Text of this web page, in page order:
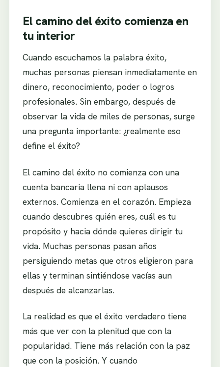
El camino del éxito comienza en
tu interior
Cuando escuchamos la palabra éxito,
muchas personas piensan inmediatamente en
dinero, reconocimiento, poder o logros
profesionales. Sin embargo, después de
observar la vida de miles de personas, surge
una pregunta importante: ¿realmente eso
define el éxito?
El camino del éxito no comienza con una
cuenta bancaria llena ni con aplausos
externos. Comienza en el corazón. Empieza
cuando descubres quién eres, cuál es tu
propósito y hacia dónde quieres dirigir tu
vida. Muchas personas pasan años
persiguiendo metas que otros eligieron para
ellas y terminan sintiéndose vacías aun
después de alcanzarlas.
La realidad es que el éxito verdadero tiene
más que ver con la plenitud que con la
popularidad. Tiene más relación con la paz
que con la posición. Y cuando